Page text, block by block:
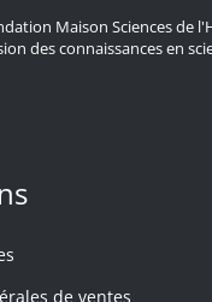
Maison Sciences de
des connaissances en
de ventes